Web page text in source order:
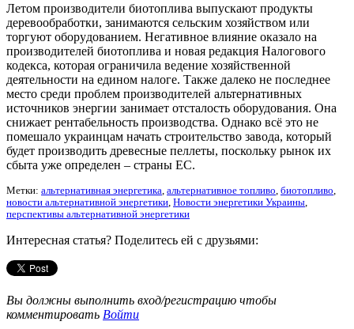
Летом производители биотоплива выпускают продукты
деревообработки, занимаются сельским хозяйством или
торгуют оборудованием. Негативное влияние оказало на
производителей биотоплива и новая редакция Налогового
кодекса, которая ограничила ведение хозяйственной
деятельности на едином налоге. Также далеко не последнее
место среди проблем производителей альтернативных
источников энергии занимает отсталость оборудования. Она
снижает рентабельность производства. Однако всё это не
помешало украинцам начать строительство завода, который
будет производить древесные пеллеты, поскольку рынок их
сбыта уже определен – страны ЕС.
Метки: альтернативная энергетика, альтернативное топливо, биотопливо,
новости альтернативной энергетики, Новости энергетики Украины,
перспективы альтернативной энергетики
Интересная статья? Поделитесь ей с друзьями:
Вы должны выполнить вход/регистрацию чтобы
комментировать Войти